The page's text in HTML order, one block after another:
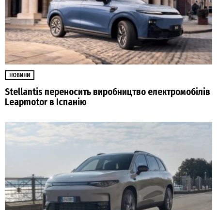
НОВИНИ
Stellantis переносить виробництво електромобілів
Leapmotor в Іспанію